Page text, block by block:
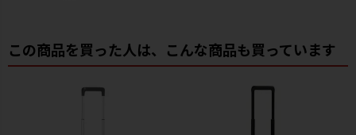
この商品を買った人は、こんな商品も買っています